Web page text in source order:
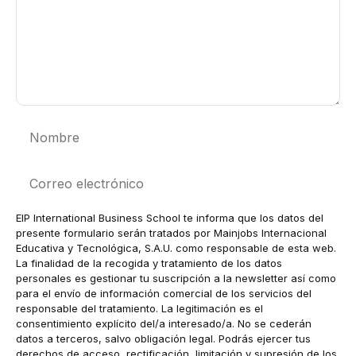
electrónico
EIP International Business School te informa que los datos del
presente formulario serán tratados por Mainjobs Internacional
Educativa y Tecnológica, S.A.U. como responsable de esta web.
La finalidad de la recogida y tratamiento de los datos
personales es gestionar tu suscripción a la newsletter así como
para el envío de información comercial de los servicios del
responsable del tratamiento. La legitimación es el
consentimiento explícito del/a interesado/a. No se cederán
datos a terceros, salvo obligación legal. Podrás ejercer tus